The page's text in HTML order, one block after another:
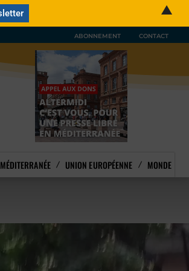
ABONNEMENT CONTACT
MÉDITERRANÉE UNION EUROPÉENNE MONDE
▲